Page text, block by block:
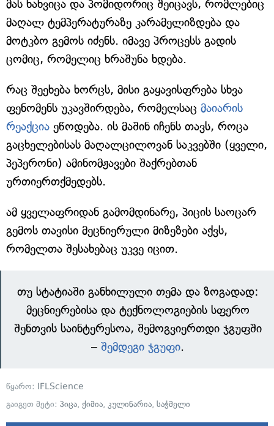
მას ხახვიცა და პომიდორიც შეიცავს, რომლებიც
მაღალ ტემპერატურაზე კარამელიზდება და
მოტკბო გემოს იძენს. იმავე პროცესს გადის
ცომიც, რომელიც ხრაშუნა ხდება.
რაც შეეხება ხორცს, მისი გაყავისფრება სხვა
ფენომენს უკავშირდება, რომელსაც მაიარის
რეაქცია ეწოდება. ის მაშინ იჩენს თავს, როცა
გაცხელებისას მაღალცილოვან საკვებში (ყველი,
პეპერონი) ამინომჟავები შაქრებთან
ურთიერთქმედებს.
ამ ყველაფრიდან გამომდინარე, პიცის საოცარ
გემოს თავისი მეცნიერული მიზეზები აქვს,
რომელთა შესახებაც უკვე იცით.
თუ სტატიაში განხილული თემა და ზოგადად:
მეცნიერებისა და ტექნოლოგიების სფერო
შენთვის საინტერესოა, შემოგვიერთდი ჯგუფში
– შემდეგი ჯგუფი.
წყარო: IFLScience
გაიგეთ მეტი: პიცა, ქიმია, კულინარია, საჭმელი